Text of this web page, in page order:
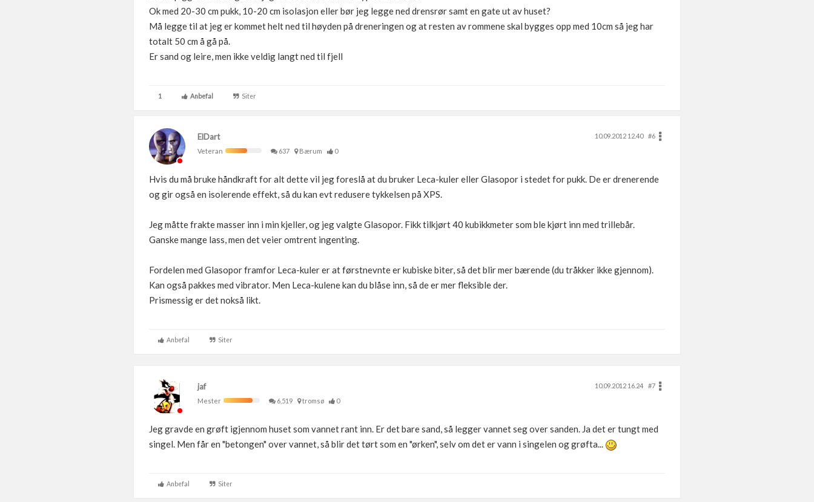
Ok med 20-30 cm pukk, 10-20 cm isolasjon eller bør jeg legge ned drensrør samt en gate ut av huset?
Må legge til at jeg er kommet helt ned til høyden på dreneringen og at resten av rommene skal bygges opp med 10cm så jeg har
totalt 50 cm å gå på.
Er sand og leire, men ikke veldig langt ned til fjell
1 Anbefal Siter
ElDart 10.09.2012 12.40
#6
Veteran
637 Bærum 0
Hvis du må bruke håndkraft for alt dette vil jeg foreslå at du bruker Leca-kuler eller Glasopor i stedet for pukk. De er drenerende
og gir også en isolerende effekt, så du kan evt redusere tykkelsen på XPS.
Jeg måtte frakte masser inn i min kjeller, og jeg valgte Glasopor. Fikk tilkjørt 40 kubikkmeter som ble kjørt inn med trillebår.
Ganske mange lass, men det veier omtrent ingenting.
Fordelen med Glasopor framfor Leca-kuler er at førstnevnte er kubiske biter, så det blir mer bærende (du tråkker ikke gjennom).
Kan også pakkes med vibrator. Men Leca-kulene kan du blåse inn, så de er mer fleksible der.
Prismessig er det nokså likt.
Anbefal Siter
jaf 10.09.2012 16.24
#7
Mester
6,519 tromsø 0
Jeg gravde en grøft igjennom huset som vannet rant inn. Er det bare sand, så legger vannet seg over sanden. Ja det er tungt med
singel. Men får en "betongen" over vannet, så blir det tørt som en "ørken", selv om det er vann i singelen og grøfta...
Anbefal Siter